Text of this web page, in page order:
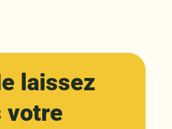
laissez
votre